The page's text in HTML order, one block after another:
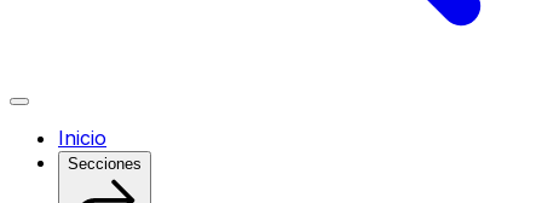
Inicio
Secciones